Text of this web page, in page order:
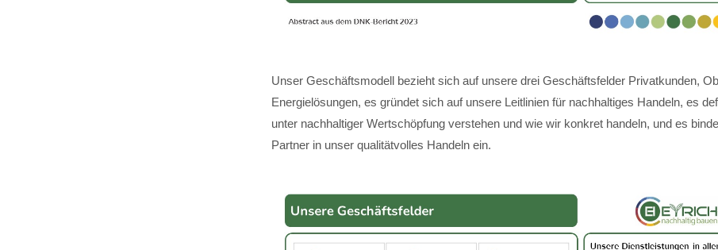
Unser Geschäftsmodell bezieht sich auf unsere drei Geschäftsfelder Privatkunden,
Energielösungen, es gründet sich auf unsere Leitlinien für nachhaltiges Handeln, es
unter nachhaltiger Wertschöpfung verstehen und wie wir konkret handeln, und es
Partner in unser qualitätvolles Handeln ein.